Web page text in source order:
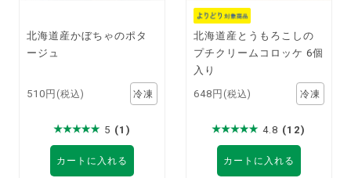
北海道産かぼちゃのポタ
ージュ
510円 (税込)
5 (1)
カートに入れる
北海道産とうもろこしの
プチクリームコロッケ 6個
入り
648円 (税込)
4.8 (12)
カートに入れる